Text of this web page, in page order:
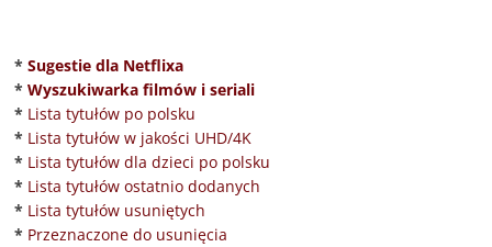
* Sugestie dla Netflixa
* Wyszukiwarka filmów i seriali
* Lista tytułów po polsku
* Lista tytułów w jakości UHD/4K
* Lista tytułów dla dzieci po polsku
* Lista tytułów ostatnio dodanych
* Lista tytułów usuniętych
* Przeznaczone do usunięcia